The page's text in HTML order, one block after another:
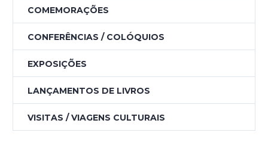
COMEMORAÇÕES
CONFERÊNCIAS / COLÓQUIOS
EXPOSIÇÕES
LANÇAMENTOS DE LIVROS
VISITAS / VIAGENS CULTURAIS